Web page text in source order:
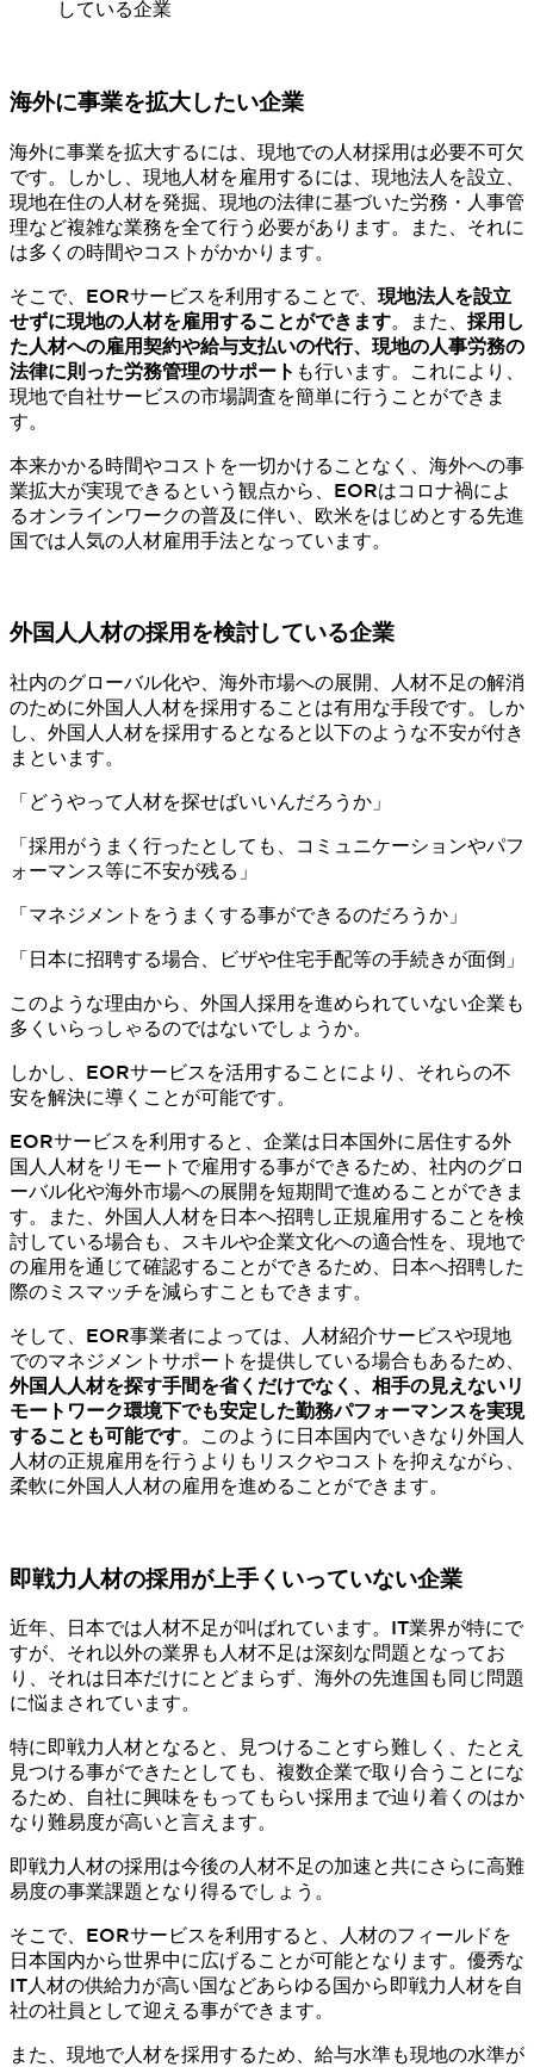
している企業
海外に事業を拡大したい企業
海外に事業を拡大するには、現地での人材採用は必要不可欠
です。しかし、現地人材を雇用するには、現地法人を設立、
現地在住の人材を発掘、現地の法律に基づいた労務・人事管
理など複雑な業務を全て行う必要があります。また、それに
は多くの時間やコストがかかります。
そこで、EORサービスを利用することで、 現地法人を設立
せずに現地の人材を雇用することができます 。また、 採用し
た人材への雇用契約や給与支払いの代行、現地の人事労務の
法律に則った労務管理のサポート も行います。これにより、
現地で自社サービスの市場調査を簡単に行うことができま
す。
本来かかる時間やコストを一切かけることなく、海外への事
業拡大が実現できるという観点から、EORはコロナ禍によ
るオンラインワークの普及に伴い、欧米をはじめとする先進
国では人気の人材雇用手法となっています。
外国人人材の採用を検討している企業
社内のグローバル化や、海外市場への展開、人材不足の解消
のために外国人人材を採用することは有用な手段です。しか
し、外国人人材を採用するとなると以下のような不安が付き
まといます。
「どうやって人材を探せばいいんだろうか」
「採用がうまく行ったとしても、コミュニケーションやパフ
ォーマンス等に不安が残る」
「マネジメントをうまくする事ができるのだろうか」
「日本に招聘する場合、ビザや住宅手配等の手続きが面倒」
このような理由から、外国人採用を進められていない企業も
多くいらっしゃるのではないでしょうか。
しかし、EORサービスを活用することにより、それらの不
安を解決に導くことが可能です。
EORサービスを利用すると、企業は日本国外に居住する外
国人人材をリモートで雇用する事ができるため、社内のグロ
ーバル化や海外市場への展開を短期間で進めることができま
す。また、外国人人材を日本へ招聘し正規雇用することを検
討している場合も、スキルや企業文化への適合性を、現地で
の雇用を通じて確認することができるため、日本へ招聘した
際のミスマッチを減らすこともできます。
そして、EOR事業者によっては、人材紹介サービスや現地
でのマネジメントサポートを提供している場合もあるため、
外国人人材を探す手間を省くだけでなく、相手の見えないリ
モートワーク環境下でも安定した勤務パフォーマンスを実現
することも可能です。このように日本国内でいきなり外国人
人材の正規雇用を行うよりもリスクやコストを抑えながら、
柔軟に外国人人材の雇用を進めることができます。
即戦力人材の採用が上手くいっていない企業
近年、日本では人材不足が叫ばれています。IT業界が特にで
すが、それ以外の業界も人材不足は深刻な問題となってお
り、それは日本だけにとどまらず、海外の先進国も同じ問題
に悩まされています。
特に即戦力人材となると、見つけることすら難しく、たとえ
見つける事ができたとしても、複数企業で取り合うことにな
るため、自社に興味をもってもらい採用まで辿り着くのはか
なり難易度が高いと言えます。
即戦力人材の採用は今後の人材不足の加速と共にさらに高難
易度の事業課題となり得るでしょう。
そこで、EORサービスを利用すると、人材のフィールドを
日本国内から世界中に広げることが可能となります。優秀な
IT人材の供給力が高い国などあらゆる国から即戦力人材を自
社の社員として迎える事ができます。
また、現地で人材を採用するため、給与水準も現地の水準が